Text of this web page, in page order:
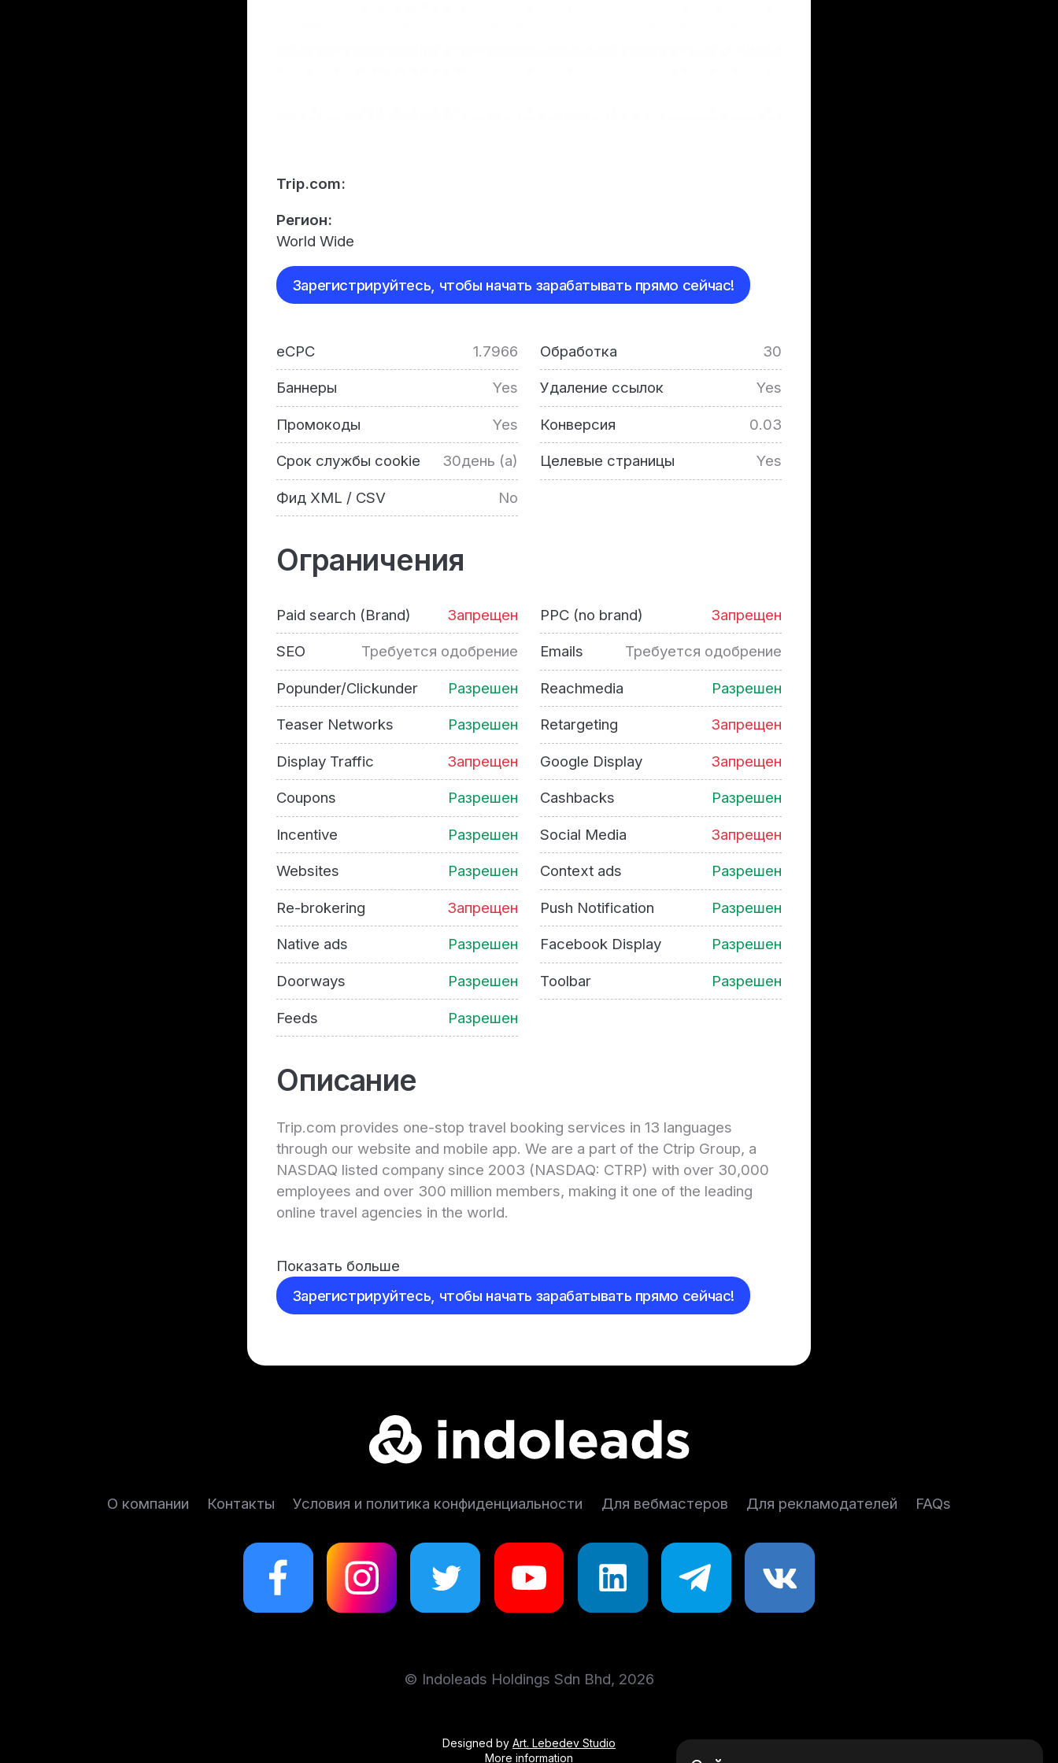
Trip.com:
Регион:
World Wide
Зарегистрируйтесь, чтобы начать зарабатывать прямо сейчас!
eCPC 1.7966 Обработка 30
Баннеры Yes Удаление ссылок Yes
Промокоды Yes Конверсия 0.03
Срок службы cookie 30день (а) Целевые страницы Yes
Фид XML / CSV No
Ограничения
Paid search (Brand) Запрещен PPC (no brand) Запрещен
SEO Требуется одобрение Emails Требуется одобрение
Popunder/Clickunder Разрешен Reachmedia Разрешен
Teaser Networks Разрешен Retargeting Запрещен
Display Traffic Запрещен Google Display Запрещен
Coupons Разрешен Cashbacks Разрешен
Incentive Разрешен Social Media Запрещен
Websites Разрешен Context ads Разрешен
Re-brokering Запрещен Push Notification Разрешен
Native ads Разрешен Facebook Display Разрешен
Doorways Разрешен Toolbar Разрешен
Feeds Разрешен
Описание
Trip.com provides one-stop travel booking services in 13 languages
through our website and mobile app. We are a part of the Ctrip Group, a
NASDAQ listed company since 2003 (NASDAQ: CTRP) with over 30,000
employees and over 300 million members, making it one of the leading
online travel agencies in the world.
Показать больше
Зарегистрируйтесь, чтобы начать зарабатывать прямо сейчас!
О компании Контакты Условия и политика конфиденциальности Для вебмастеров Для рекламодателей FAQs
© Indoleads Holdings Sdn Bhd, 2026
Designed by Art. Lebedev Studio
More information